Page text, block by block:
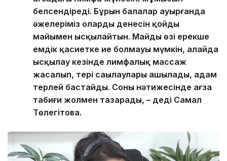
белсендіреді. Бұрын балалар ауырғанда
әжелеріміз олардың денесін қойдың
майымен ысқылайтын. Майдың өзі ерекше
емдік қасиетке ие болмауы мүмкін, алайда
ысқылау кезінде лимфалық массаж
жасалып, тері саңылаулары ашылады, адам
терлей бастайды. Соның нәтижесінде ағза
табиғи жолмен тазарады, – деді Самал
Төлеңгітова.